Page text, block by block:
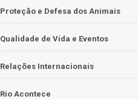
Proteção e Defesa dos Animais
Qualidade de Vida e Eventos
Relações Internacionais
Rio Acontece